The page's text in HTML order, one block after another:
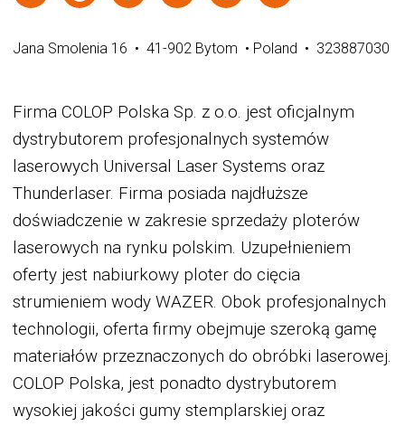
Jana Smolenia 16 • 41-902 Bytom • Poland • 323887030
Firma COLOP Polska Sp. z o.o. jest oficjalnym
dystrybutorem profesjonalnych systemów
laserowych Universal Laser Systems oraz
Thunderlaser. Firma posiada najdłuższe
doświadczenie w zakresie sprzedaży ploterów
laserowych na rynku polskim. Uzupełnieniem
oferty jest nabiurkowy ploter do cięcia
strumieniem wody WAZER. Obok profesjonalnych
technologii, oferta firmy obejmuje szeroką gamę
materiałów przeznaczonych do obróbki laserowej.
COLOP Polska, jest ponadto dystrybutorem
wysokiej jakości gumy stemplarskiej oraz